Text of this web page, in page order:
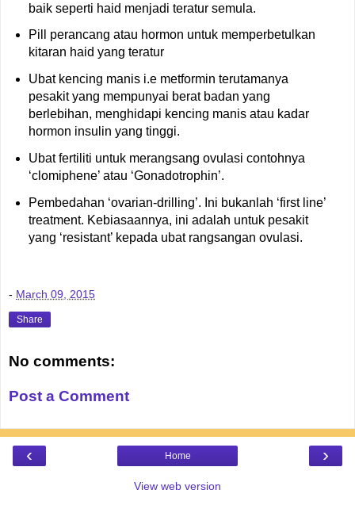
baik seperti haid menjadi teratur semula.
Pill perancang atau hormon untuk memperbetulkan
kitaran haid yang teratur
Ubat kencing manis i.e metformin terutamanya
pesakit yang mempunyai berat badan yang
berlebihan, menghidapi kencing manis atau kadar
hormon insulin yang tinggi.
Ubat fertiliti untuk merangsang ovulasi contohnya
‘clomiphene’ atau ‘Gonadotrophin’.
Pembedahan ‘ovarian-drilling’. Ini bukanlah ‘first line’
treatment. Kebiasaannya, ini adalah untuk pesakit
yang ‘resistant’ kepada ubat rangsangan ovulasi.
- March 09, 2015
Share
No comments:
Post a Comment
‹ ›
Home
View web version